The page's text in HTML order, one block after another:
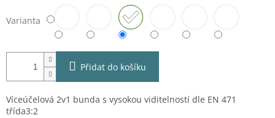
Varianta
Přidat do košíku
Víceúčelová 2v1 bunda s vysokou viditelností dle EN 471
třída3:2